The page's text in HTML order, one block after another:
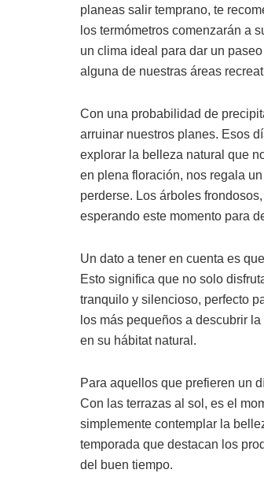
planeas salir temprano, te
los termómetros comenzarán a
un clima ideal para dar un
alguna de nuestras áreas
Con una probabilidad de
arruinar nuestros planes. Esos
explorar la belleza natural que
en plena floración, nos regala
perderse. Los árboles
esperando este momento para
Un dato a tener en cuenta es
Esto significa que no solo
tranquilo y silencioso, perfecto
los más pequeños a descubrir
en su hábitat natural.
Para aquellos que prefieren un
Con las terrazas al sol, es el
simplemente contemplar la
temporada que destacan los
del buen tiempo.